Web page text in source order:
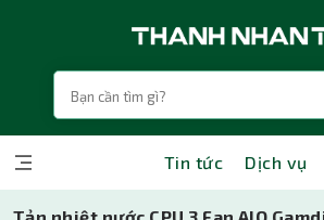
Tin tức Dịch vụ